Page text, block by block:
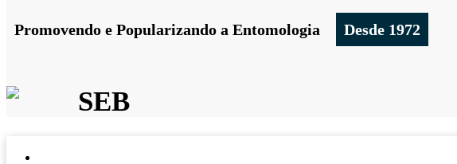
Promovendo e Popularizando a Entomologia Desde 1972
SEB